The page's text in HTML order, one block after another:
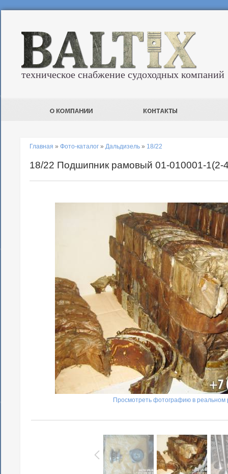
техническое снабжение судоходных компаний
Главная » Фото-каталог » Дальдизель » 18/22
18/22 Подшипник рамовый 01-010001-1(2-
Просмотреть фотографию в реальном